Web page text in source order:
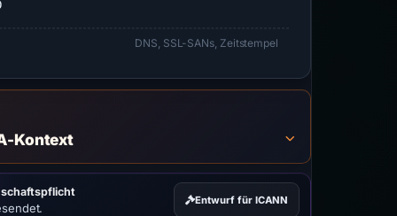
DNS, SSL-SANs, Zeitstempel
Kontext
Entwurf für ICANN